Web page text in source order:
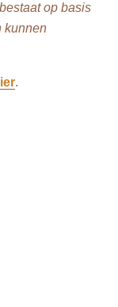
op basis
kunnen
.